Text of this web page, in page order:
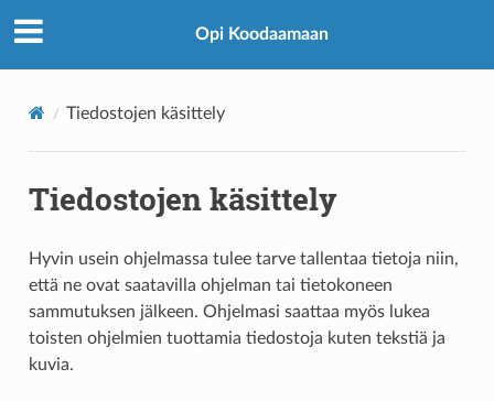
Opi Koodaamaan
Tiedostojen käsittely
Tiedostojen käsittely
Hyvin usein ohjelmassa tulee tarve tallentaa tietoja niin,
että ne ovat saatavilla ohjelman tai tietokoneen
sammutuksen jälkeen. Ohjelmasi saattaa myös lukea
toisten ohjelmien tuottamia tiedostoja kuten tekstiä ja
kuvia.